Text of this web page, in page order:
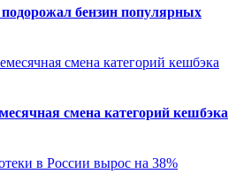
бензин популярных
смена категорий кешбэка